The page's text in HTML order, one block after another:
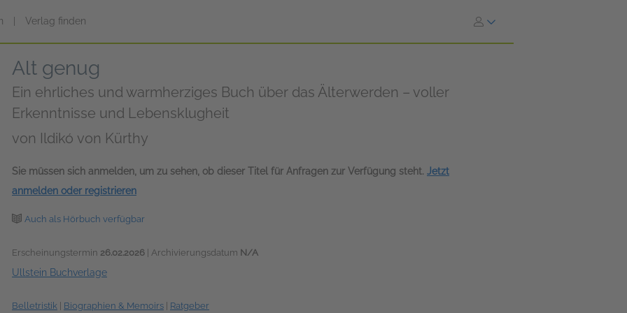
Verlag finden
Alt genug
Ein ehrliches und warmherziges Buch über das Älterwerden – voller
Erkenntnisse und Lebensklugheit
von Ildikó von Kürthy
Sie müssen sich anmelden, um zu sehen, ob dieser Titel für Anfragen zur Verfügung steht. Jetzt
anmelden oder registrieren
Auch als Hörbuch verfügbar
Erscheinungstermin 26.02.2026 | Archivierungsdatum N/A
Ullstein Buchverlage
Belletristik Biographien & Memoirs Ratgeber